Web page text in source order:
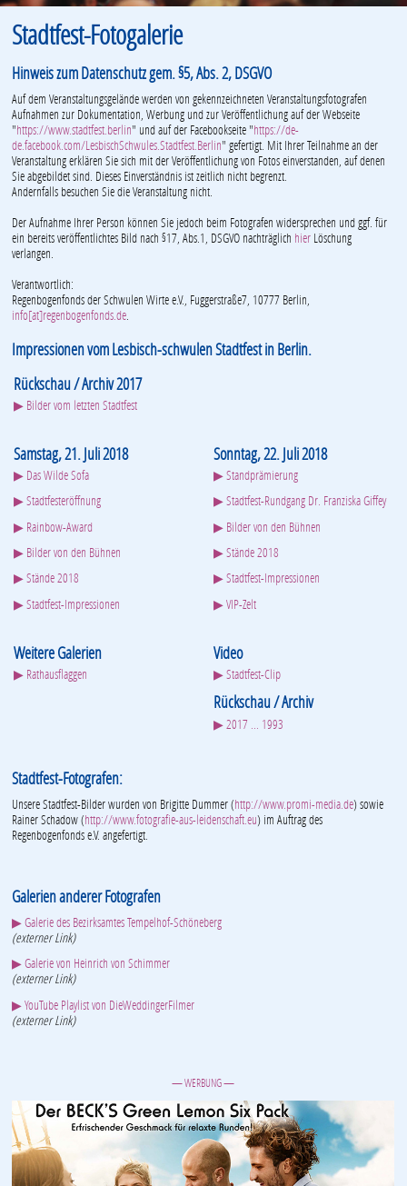
Stadtfest-Fotogalerie
Hinweis zum Datenschutz gem. §5, Abs. 2, DSGVO
Auf dem Veranstaltungsgelände werden von gekennzeichneten Veranstaltungsfotografen
Aufnahmen zur Dokumentation, Werbung und zur Veröffentlichung auf der Webseite
"https://www.stadtfest.berlin" und auf der Facebookseite "https://de-
de.facebook.com/LesbischSchwules.Stadtfest.Berlin" gefertigt. Mit Ihrer Teilnahme an der
Veranstaltung erklären Sie sich mit der Veröffentlichung von Fotos einverstanden, auf denen
Sie abgebildet sind. Dieses Einverständnis ist zeitlich nicht begrenzt.
Andernfalls besuchen Sie die Veranstaltung nicht.
Der Aufnahme Ihrer Person können Sie jedoch beim Fotografen widersprechen und ggf. für
ein bereits veröffentlichtes Bild nach §17, Abs.1, DSGVO nachträglich hier Löschung
verlangen.
Verantwortlich:
Regenbogenfonds der Schwulen Wirte e.V., Fuggerstraße7, 10777 Berlin,
info[at]regenbogenfonds.de.
Impressionen vom Lesbisch-schwulen Stadtfest in Berlin.
Rückschau / Archiv 2017
▶ Bilder vom letzten Stadtfest
Samstag, 21. Juli 2018
▶ Das Wilde Sofa
▶ Stadtfesteröffnung
▶ Rainbow-Award
▶ Bilder von den Bühnen
▶ Stände 2018
▶ Stadtfest-Impressionen
Sonntag, 22. Juli 2018
▶ Standprämierung
▶ Stadtfest-Rundgang Dr. Franziska Giffey
▶ Bilder von den Bühnen
▶ Stände 2018
▶ Stadtfest-Impressionen
▶ VIP-Zelt
Weitere Galerien
▶ Rathausflaggen
Video
▶ Stadtfest-Clip
Rückschau / Archiv
▶ 2017 ... 1993
Stadtfest-Fotografen:
Unsere Stadtfest-Bilder wurden von Brigitte Dummer (http://www.promi-media.de) sowie
Rainer Schadow (http://www.fotografie-aus-leidenschaft.eu) im Auftrag des
Regenbogenfonds e.V. angefertigt.
Galerien anderer Fotografen
▶ Galerie des Bezirksamtes Tempelhof-Schöneberg
(externer Link)
▶ Galerie von Heinrich von Schimmer
(externer Link)
▶ YouTube Playlist von DieWeddingerFilmer
(externer Link)
— WERBUNG —